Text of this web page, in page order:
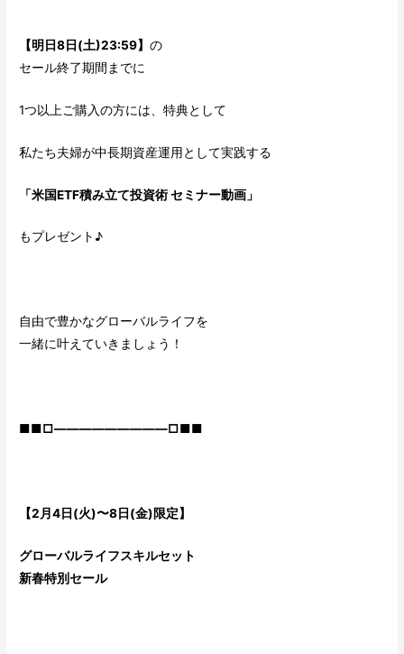
【明日8日(土)23:59】の
セール終了期間までに
1つ以上ご購入の方には、特典として
私たち夫婦が中長期資産運用として実践する
「米国ETF積み立て投資術 セミナー動画」
もプレゼント♪
自由で豊かなグローバルライフを
一緒に叶えていきましょう！
■■□―――――――――□■■
【2月4日(火)〜8日(金)限定】
グローバルライフスキルセット
新春特別セール